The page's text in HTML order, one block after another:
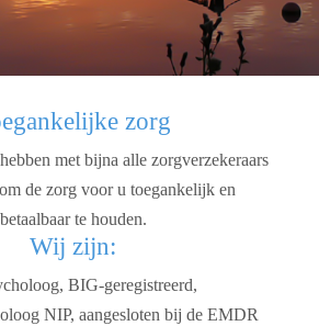
zorg
met bijna alle zorgverzekeraars
de zorg voor u toegankelijk en
betaalbaar te houden.
Wij zijn:
BIG-geregistreerd,
NIP, aangesloten bij de EMDR